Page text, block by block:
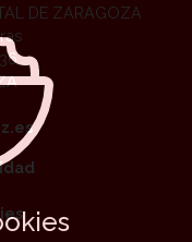
DE ZARAGOZA